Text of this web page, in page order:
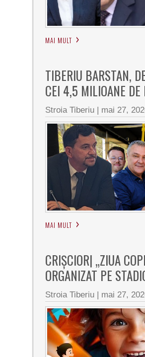
MAI MULT
TIBERIU BARSTAN,
CEI 4,5 MILIOANE
Stroia Tiberiu | mai 27,
MAI MULT
CRIȘCIOR| „ZIUA
ORGANIZAT PE
Stroia Tiberiu | mai 27,